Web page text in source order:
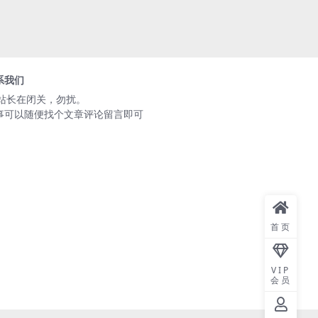
我们
在闭关，勿扰。
可以随便找个文章评论留言即可
首页
VIP
会员